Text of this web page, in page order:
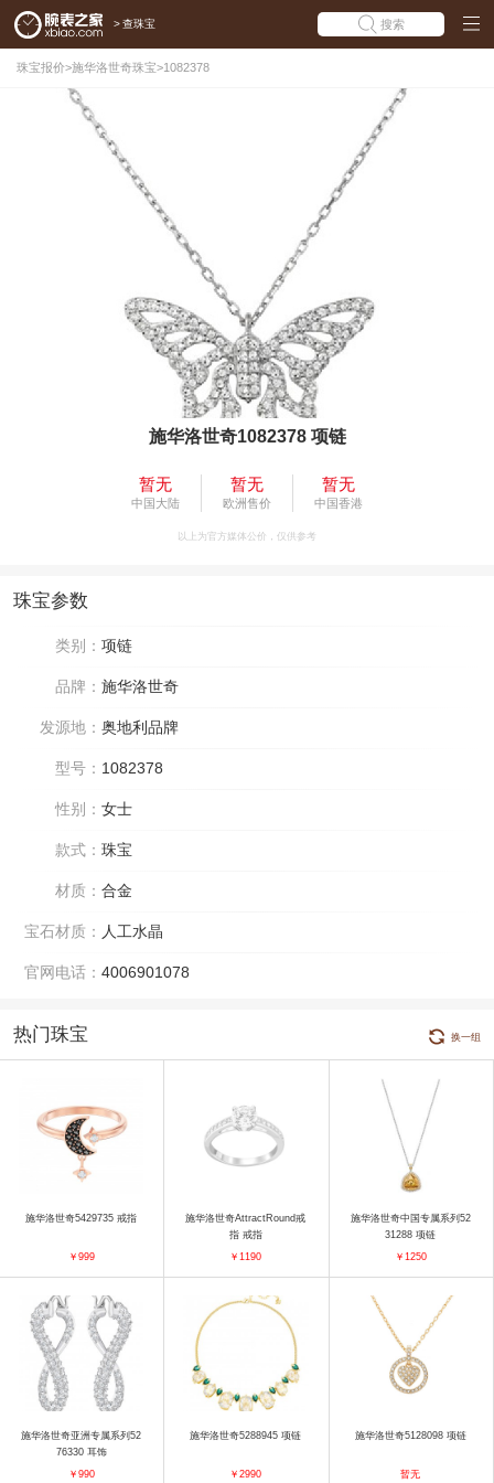
> 查珠宝 搜索
珠宝报价>施华洛世奇珠宝>1082378
施华洛世奇1082378 项链
暂无
中国大陆
暂无
欧洲售价
暂无
中国香港
以上为官方媒体公价，仅供参考
珠宝参数
类别： 项链
品牌： 施华洛世奇
发源地： 奥地利品牌
型号： 1082378
性别： 女士
款式： 珠宝
材质： 合金
宝石材质： 人工水晶
官网电话： 4006901078
热门珠宝 换一组
施华洛世奇5429735 戒指
￥999
施华洛世奇AttractRound戒
指 戒指
￥1190
施华洛世奇中国专属系列52
31288 项链
￥1250
施华洛世奇亚洲专属系列52
76330 耳饰
￥990
施华洛世奇5288945 项链
￥2990
施华洛世奇5128098 项链
暂无